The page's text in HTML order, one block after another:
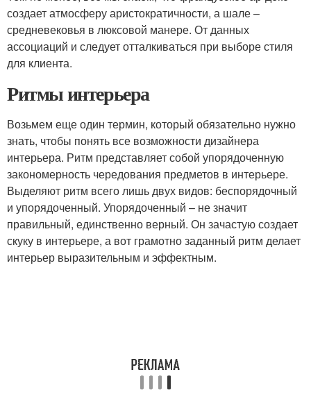
создает атмосферу аристократичности, а шале –
средневековья в люксовой манере. От данных
ассоциаций и следует отталкиваться при выборе стиля
для клиента.
Ритмы интерьера
Возьмем еще один термин, который обязательно нужно
знать, чтобы понять все возможности дизайнера
интерьера. Ритм представляет собой упорядоченную
закономерность чередования предметов в интерьере.
Выделяют ритм всего лишь двух видов: беспорядочный
и упорядоченный. Упорядоченный – не значит
правильный, единственно верный. Он зачастую создает
скуку в интерьере, а вот грамотно заданный ритм делает
интерьер выразительным и эффектным.